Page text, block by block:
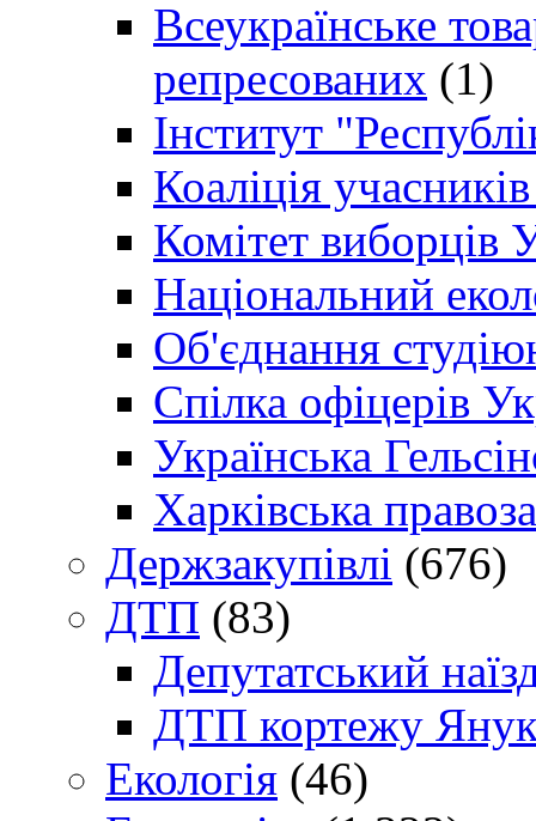
Всеукраїнське
репресованих (1)
Інститут
Коаліція
Комітет виборців
Національний
Об'єднання
Спілка офіцерів
Українська
Харківська
Держзакупівлі (676)
ДТП (83)
Депутатський
ДТП кортежу
Екологія (46)